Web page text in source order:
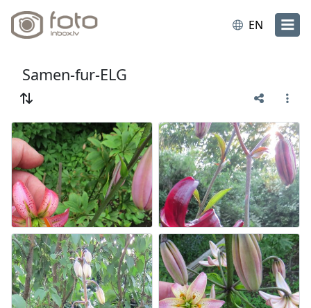
EN
Samen-fur-ELG